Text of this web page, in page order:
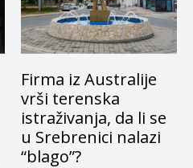
Firma iz Australije
vrši terenska
istraživanja, da li se
u Srebrenici nalazi
“blago”?